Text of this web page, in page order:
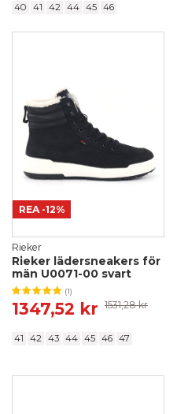
40 41 42 44 45 46
REA -12%
Rieker
Rieker lädersneakers för
män U0071-00 svart
(1)
1347,52 kr 1531,28 kr
41 42 43 44 45 46 47